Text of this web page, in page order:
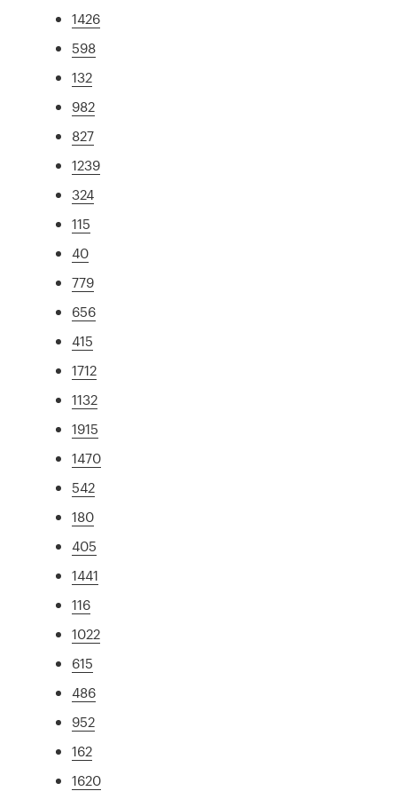
1426
598
132
982
827
1239
324
115
40
779
656
415
1712
1132
1915
1470
542
180
405
1441
116
1022
615
486
952
162
1620